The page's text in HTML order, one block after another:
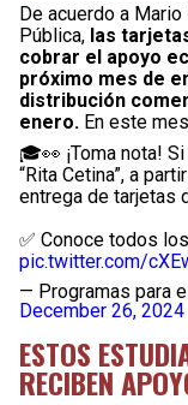
De acuerdo a
Pública, las
cobrar el apoyo
próximo mes de
distribución
enero. En este
🎓👀 ¡Toma nota!
“Rita Cetina”, a
entrega de tarjetas
✅ Conoce todos
pic.twitter.com/
— Programas para
December 26, 2024
ESTOS
RECIBEN